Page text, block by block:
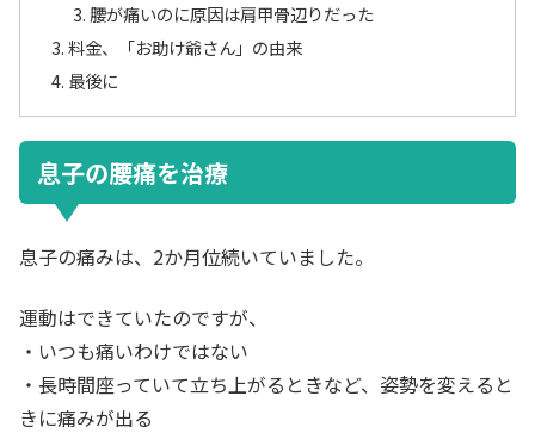
腰が痛いのに原因は肩甲骨辺りだった
料金、「お助け爺さん」の由来
最後に
息子の腰痛を治療
息子の痛みは、2か月位続いていました。
運動はできていたのですが、
・いつも痛いわけではない
・長時間座っていて立ち上がるときなど、姿勢を変えると
きに痛みが出る